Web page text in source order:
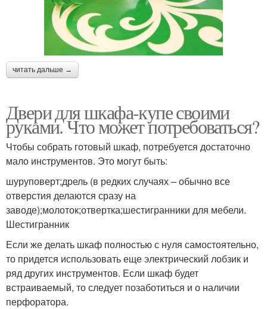
читать дальше →
Двери для шкафа-купе своими
руками. Что может потребоваться?
Чтобы собрать готовый шкаф, потребуется достаточно
мало инструментов. Это могут быть:
шуруповерт;дрель (в редких случаях – обычно все
отверстия делаются сразу на
заводе);молоток;отвертка;шестигранники для мебели.
Шестигранник
Если же делать шкаф полностью с нуля самостоятельно,
то придется использовать еще электрический лобзик и
ряд других инструментов. Если шкаф будет
встраиваемый, то следует позаботиться и о наличии
перфоратора.